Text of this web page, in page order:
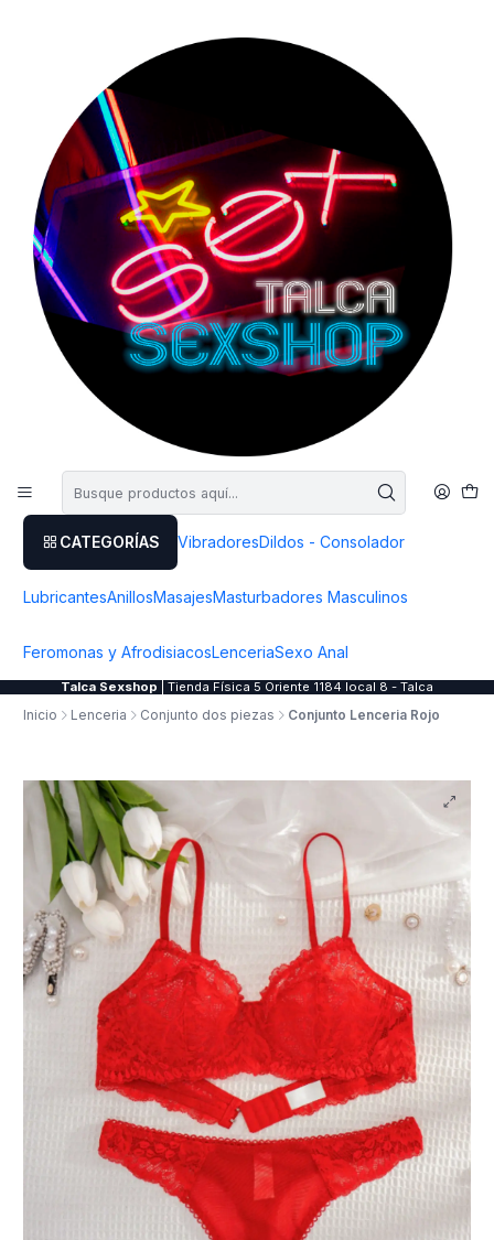
CATEGORÍAS VibradoresDildos - Consolador
LubricantesAnillosMasajesMasturbadores Masculinos
Feromonas y AfrodisiacosLenceriaSexo Anal
Talca Sexshop | Tienda Física 5 Oriente 1184 local 8 - Talca
Inicio Lenceria Conjunto dos piezas Conjunto Lenceria Rojo